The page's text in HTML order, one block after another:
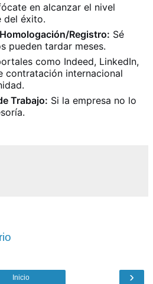
en alcanzar el nivel
del éxito.
Registro: Sé
pueden tardar meses.
como Indeed, LinkedIn,
contratación internacional
Trabajo: Si la empresa no lo
›
Inicio